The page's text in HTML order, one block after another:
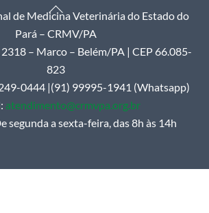
Back
To
Top
de Medicina Veterinária do Estado do
Pará – CRMV/PA
– Marco – Belém/PA | CEP 66.085-
823
0444 |(91) 99995-1941 (Whatsapp)
atendimento@crmvpa.org.br
segunda a sexta-feira, das 8h às 14h